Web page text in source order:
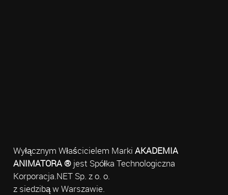
Wyłącznym Właścicielem Marki AKADEMIA
ANIMATORA ®jest Spółka Technologiczna
Korporacja.NET Sp. z o. o.
z siedzibą w Warszawie.